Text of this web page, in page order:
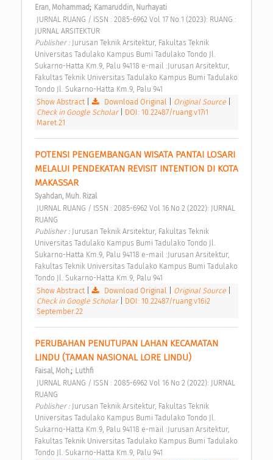
Eran, Mohammad; Kamaruddin, Nurhayati
JURNAL ARSITEKTUR
Publisher : Jurusan Teknik Arsitektur, Fakultas Teknik
Universitas Tadulako Kampus Bumi Tadulako Tondo Jl.
Sukarno-Hatta Km.9, Palu 94118 e-mail :Jurusan Arsitektur,
Fakultas Teknik Universitas Tadulako Kampus Bumi Tadulako
Tondo Jl. Sukarno-Hatta Km.9, Palu 941
Show Abstract
Download Original Original Source
Check in Google Scholar
DOI: 10.22487/ruang.v17i1
Maret.21
POTENSI PENGEMBANGAN WISATA PANTAI LOSARI
MELALUI PENDEKATAN REVISIT INTENTION DI KOTA
MAKASSAR
Syahdan, Muh. Rizal
RUANG
Publisher : Jurusan Teknik Arsitektur, Fakultas Teknik
Universitas Tadulako Kampus Bumi Tadulako Tondo Jl.
Sukarno-Hatta Km.9, Palu 94118 e-mail :Jurusan Arsitektur,
Fakultas Teknik Universitas Tadulako Kampus Bumi Tadulako
Tondo Jl. Sukarno-Hatta Km.9, Palu 941
Show Abstract
Download Original Original Source
Check in Google Scholar
DOI: 10.22487/ruang.v16i2
September.22
PERUBAHAN PENUTUPAN LAHAN KECAMATAN
LINDU (TAMAN NASIONAL LORE LINDU)
Faisal, Moh.; Luthfi
RUANG
Publisher : Jurusan Teknik Arsitektur, Fakultas Teknik
Universitas Tadulako Kampus Bumi Tadulako Tondo Jl.
Sukarno-Hatta Km.9, Palu 94118 e-mail :Jurusan Arsitektur,
Fakultas Teknik Universitas Tadulako Kampus Bumi Tadulako
Tondo Jl. Sukarno-Hatta Km.9, Palu 941